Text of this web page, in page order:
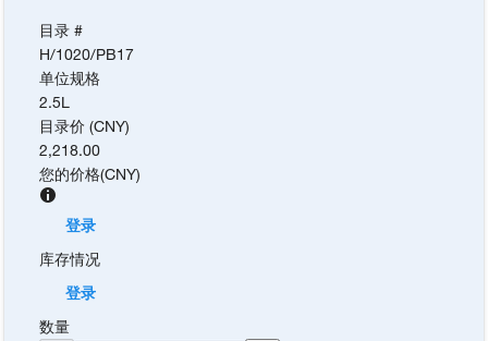
目录 #
H/1020/PB17
单位规格
2.5L
目录价 (CNY)
2,218.00
您的价格(CNY)
登录
库存情况
登录
数量